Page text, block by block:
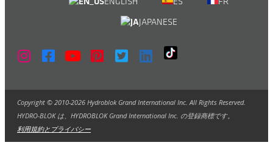
JAPANESE
Copyright © 2010-2026 Hydroblok Grand International Inc. All Rights Reserved.
HYDRO-BLOK は、HYDROBLOK Grand International Inc. の登録商標です。
利用規約とプライバシー